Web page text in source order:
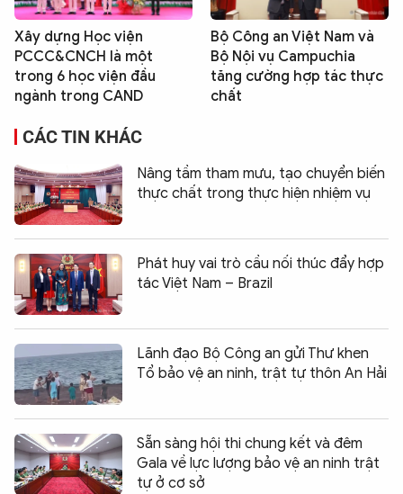
Xây dựng Học viện
PCCC&CNCH là một
trong 6 học viện đầu
ngành trong CAND
Bộ Công an Việt Nam và
Bộ Nội vụ Campuchia
tăng cường hợp tác thực
chất
CÁC TIN KHÁC
Nâng tầm tham mưu, tạo chuyển biến
thực chất trong thực hiện nhiệm vụ
Phát huy vai trò cầu nối thúc đẩy hợp
tác Việt Nam – Brazil
Lãnh đạo Bộ Công an gửi Thư khen
Tổ bảo vệ an ninh, trật tự thôn An Hải
Sẵn sàng hội thi chung kết và đêm
Gala về lực lượng bảo vệ an ninh trật
tự ở cơ sở